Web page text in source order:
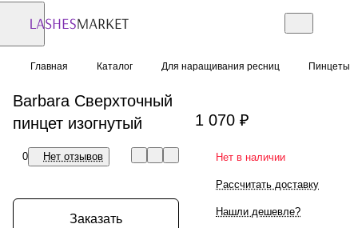
Главная Каталог Для наращивания ресниц Пинцеты
Barbara Сверхточный
пинцет изогнутый
0 Нет отзывов
Заказать
1 070 ₽
Нет в наличии
Рассчитать доставку
Нашли дешевле?